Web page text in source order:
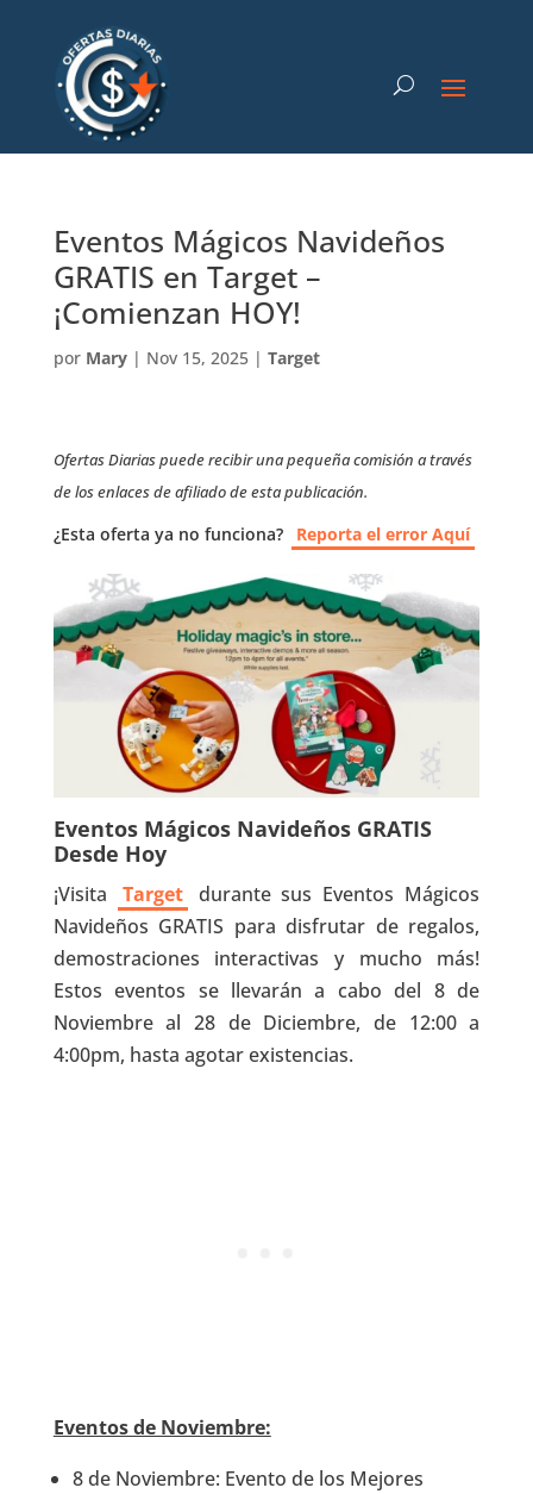
Eventos Mágicos Navideños
GRATIS en Target –
¡Comienzan HOY!
por Mary| Nov 15, 2025| Target
Ofertas Diarias puede recibir una pequeña comisión a través
de los enlaces de afiliado de esta publicación.
¿Esta oferta ya no funciona? Reporta el error Aquí
Eventos Mágicos Navideños GRATIS
Desde Hoy
¡Visita Target
durante sus Eventos Mágicos
Navideños GRATIS para disfrutar de regalos,
demostraciones interactivas y mucho más!
Estos eventos se llevarán a cabo del 8 de
Noviembre al 28 de Diciembre, de 12:00 a
4:00pm, hasta agotar existencias.
Eventos de Noviembre:
8 de Noviembre: Evento de los Mejores